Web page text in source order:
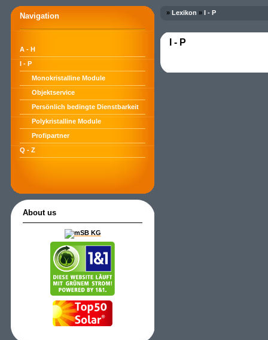
Navigation
A - H
I - P
Monokristalline Module
Objektservice
Persönlich bedingte Dienstbarkeit
Polykristalline Module
Profipartner
Q - Z
About us
» Lexikon » I - P
I - P